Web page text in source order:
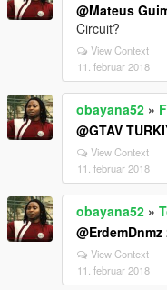
@Mateus
Circuit?
View Context
11. februar 2018
obayana52 »
@GTAV
View Context
11. februar 2018
obayana52 »
@ErdemDnmz
View Context
11. februar 2018